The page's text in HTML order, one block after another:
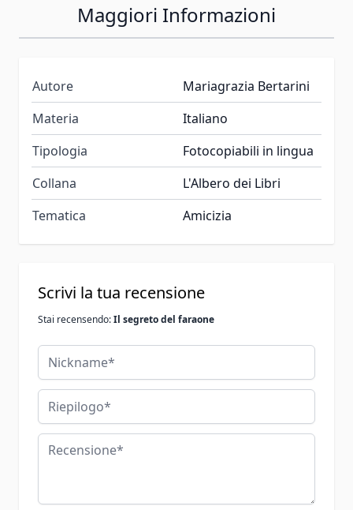
Maggiori Informazioni
Autore
Mariagrazia Bertarini
Materia
Italiano
Tipologia
Fotocopiabili in lingua
Collana
L'Albero dei Libri
Tematica
Amicizia
Scrivi la tua recensione
Stai recensendo:Il segreto del faraone
Nickname
Riepilogo
Recensione